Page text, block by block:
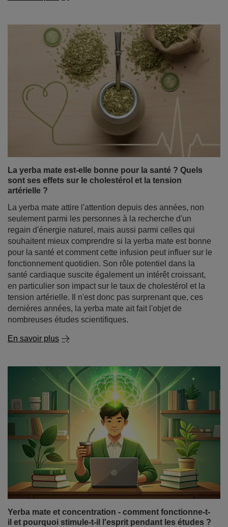
La yerba mate est-elle bonne pour la santé ? Quels
sont ses effets sur le cholestérol et la tension
artérielle ?
La yerba mate attire l'attention depuis des années, non
seulement parmi les personnes à la recherche d'un
regain d'énergie naturel, mais aussi parmi celles qui
souhaitent mieux comprendre si la yerba mate est bonne
pour la santé et comment cette infusion peut influer sur le
fonctionnement quotidien. Son rôle potentiel dans la
santé cardiaque suscite également un intérêt croissant,
en particulier son impact sur le taux de cholestérol et la
tension artérielle. Il n'est donc pas surprenant que, ces
dernières années, la yerba mate ait fait l'objet de
nombreuses études scientifiques.
En savoir plus
Yerba mate et concentration - comment fonctionne-t-
il et pourquoi stimule-t-il l'esprit pendant les études ?